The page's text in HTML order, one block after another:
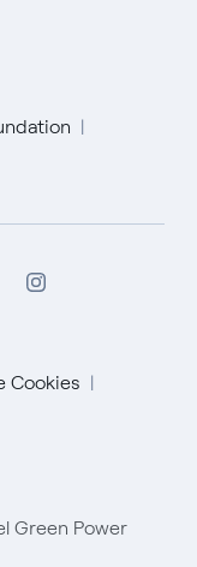
Cookies
Green Power